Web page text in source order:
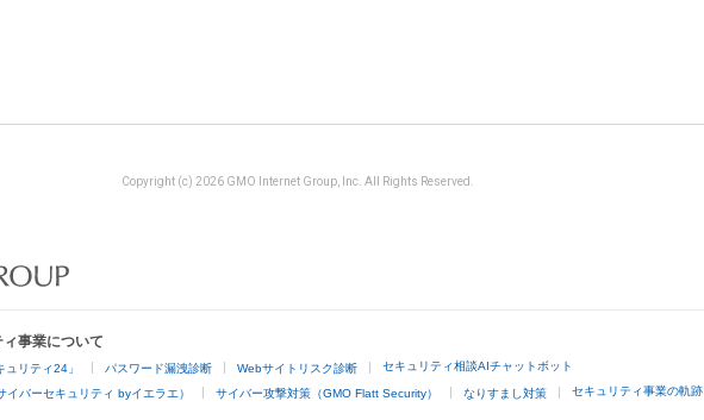
Copyright (c) 2026 GMO Internet Group, Inc. All Rights Reserved.
事業について
リティ24」 パスワード漏洩診断 Webサイトリスク診断 セキュリティ相談AIチャットボット
バーセキュリティ byイエラエ） サイバー攻撃対策（GMO Flatt Security） なりすまし対策 セキュリティ事業の軌跡